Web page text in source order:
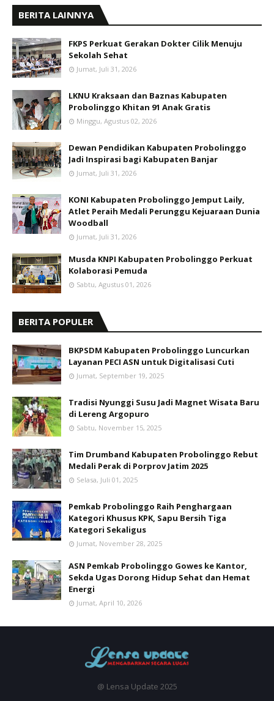
BERITA LAINNYA
FKPS Perkuat Gerakan Dokter Cilik Menuju
Sekolah Sehat
Jumat, Juli 31, 2026
LKNU Kraksaan dan Baznas Kabupaten
Probolinggo Khitan 91 Anak Gratis
Minggu, Agustus 02, 2026
Dewan Pendidikan Kabupaten Probolinggo
Jadi Inspirasi bagi Kabupaten Banjar
Jumat, Juli 31, 2026
KONI Kabupaten Probolinggo Jemput Laily,
Atlet Peraih Medali Perunggu Kejuaraan Dunia
Woodball
Jumat, Juli 31, 2026
Musda KNPI Kabupaten Probolinggo Perkuat
Kolaborasi Pemuda
Sabtu, Agustus 01, 2026
BERITA POPULER
BKPSDM Kabupaten Probolinggo Luncurkan
Layanan PECI ASN untuk Digitalisasi Cuti
Jumat, September 19, 2025
Tradisi Nyunggi Susu Jadi Magnet Wisata Baru
di Lereng Argopuro
Sabtu, November 15, 2025
Tim Drumband Kabupaten Probolinggo Rebut
Medali Perak di Porprov Jatim 2025
Selasa, Juli 01, 2025
Pemkab Probolinggo Raih Penghargaan
Kategori Khusus KPK, Sapu Bersih Tiga
Kategori Sekaligus
Jumat, November 28, 2025
ASN Pemkab Probolinggo Gowes ke Kantor,
Sekda Ugas Dorong Hidup Sehat dan Hemat
Energi
Jumat, April 10, 2026
@ Lensa Update 2025